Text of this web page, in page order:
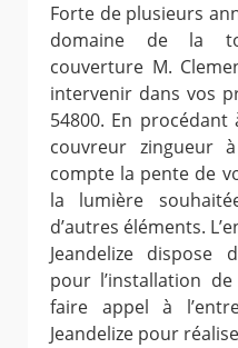
Forte de plusieurs
domaine de la
couverture M.
intervenir dans vos
54800. En
couvreur zingueur
compte la pente de
la lumière
d’autres éléments.
Jeandelize dispose
pour l’installation
faire appel à
Jeandelize pour